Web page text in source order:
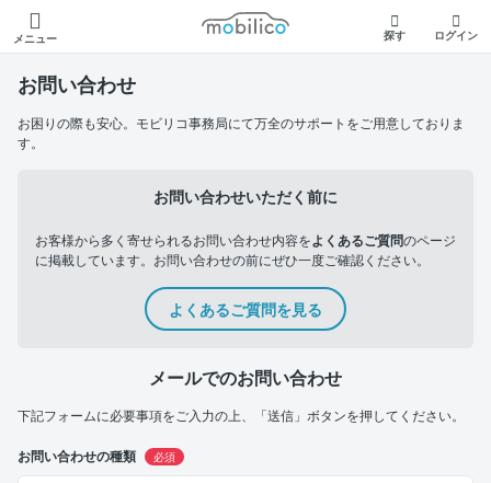
メニュー
モビリコ
探す ログイン
お問い合わせ
お困りの際も安心。モビリコ事務局にて万全のサポートをご用意しておりま
す。
お問い合わせいただく前に
お客様から多く寄せられるお問い合わせ内容をよくあるご質問のページ
に掲載しています。お問い合わせの前にぜひ一度ご確認ください。
よくあるご質問を見る
メールでのお問い合わせ
下記フォームに必要事項をご入力の上、「送信」ボタンを押してください。
お問い合わせの種類 必須